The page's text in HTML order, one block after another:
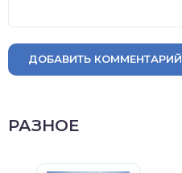
ДОБАВИТЬ КОММЕНТАРИЙ
РАЗНОЕ